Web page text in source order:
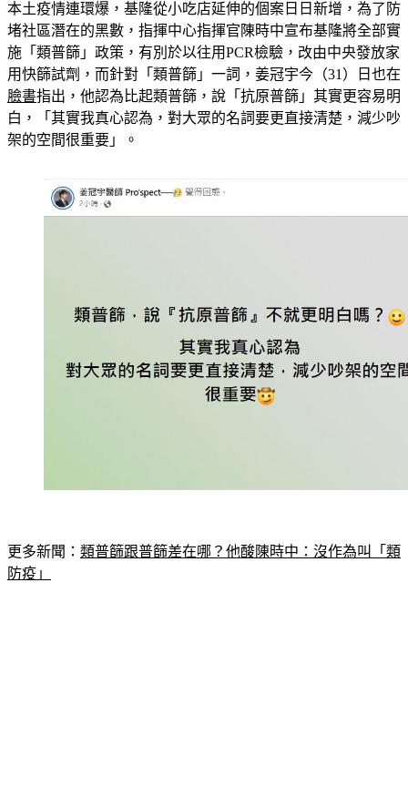
本土疫情連環爆，基隆從小吃店延伸的個案日日新增，為了防
堵社區潛在的黑數，指揮中心指揮官陳時中宣布基隆將全部實
施「類普篩」政策，有別於以往用PCR檢驗，改由中央發放家
用快篩試劑，而針對「類普篩」一詞，姜冠宇今（31）日也在
臉書指出，他認為比起類普篩，說「抗原普篩」其實更容易明
白，「其實我真心認為，對大眾的名詞要更直接清楚，減少吵
架的空間很重要」。
更多新聞： 類普篩跟普篩差在哪？他酸陳時中：沒作為叫「類
防疫」